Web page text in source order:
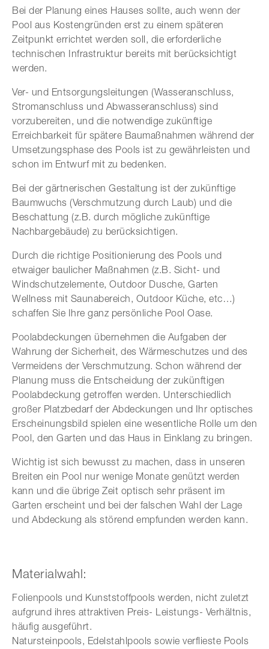
Bei der Planung eines Hauses sollte, auch wenn der
Pool aus Kostengründen erst zu einem späteren
Zeitpunkt errichtet werden soll, die erforderliche
technischen Infrastruktur bereits mit berücksichtigt
werden.
Ver- und Entsorgungsleitungen (Wasseranschluss,
Stromanschluss und Abwasseranschluss) sind
vorzubereiten, und die notwendige zukünftige
Erreichbarkeit für spätere Baumaßnahmen während der
Umsetzungsphase des Pools ist zu gewährleisten und
schon im Entwurf mit zu bedenken.
Bei der gärtnerischen Gestaltung ist der zukünftige
Baumwuchs (Verschmutzung durch Laub) und die
Beschattung (z.B. durch mögliche zukünftige
Nachbargebäude) zu berücksichtigen.
Durch die richtige Positionierung des Pools und
etwaiger baulicher Maßnahmen (z.B. Sicht- und
Windschutzelemente, Outdoor Dusche, Garten
Wellness mit Saunabereich, Outdoor Küche, etc…)
schaffen Sie Ihre ganz persönliche Pool Oase.
Poolabdeckungen übernehmen die Aufgaben der
Wahrung der Sicherheit, des Wärmeschutzes und des
Vermeidens der Verschmutzung. Schon während der
Planung muss die Entscheidung der zukünftigen
Poolabdeckung getroffen werden. Unterschiedlich
großer Platzbedarf der Abdeckungen und Ihr optisches
Erscheinungsbild spielen eine wesentliche Rolle um den
Pool, den Garten und das Haus in Einklang zu bringen.
Wichtig ist sich bewusst zu machen, dass in unseren
Breiten ein Pool nur wenige Monate genützt werden
kann und die übrige Zeit optisch sehr präsent im
Garten erscheint und bei der falschen Wahl der Lage
und Abdeckung als störend empfunden werden kann.
Materialwahl:
Folienpools und Kunststoffpools werden, nicht zuletzt
aufgrund ihres attraktiven Preis- Leistungs- Verhältnis,
häufig ausgeführt.
Natursteinpools, Edelstahlpools sowie verflieste Pools